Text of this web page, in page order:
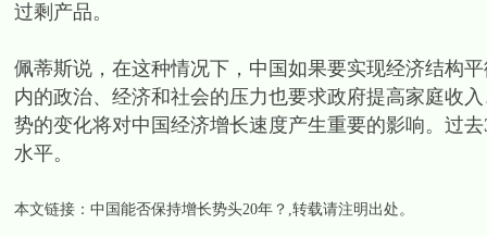
过剩产品。
佩蒂斯说，在这种情况下，中国如果要实现经济结构
内的政治、经济和社会的压力也要求政府提高家庭收
势的变化将对中国经济增长速度产生重要的影响。过
水平。
本文链接： 中国能否保持增长势头20年？ ,转载请注明出处。